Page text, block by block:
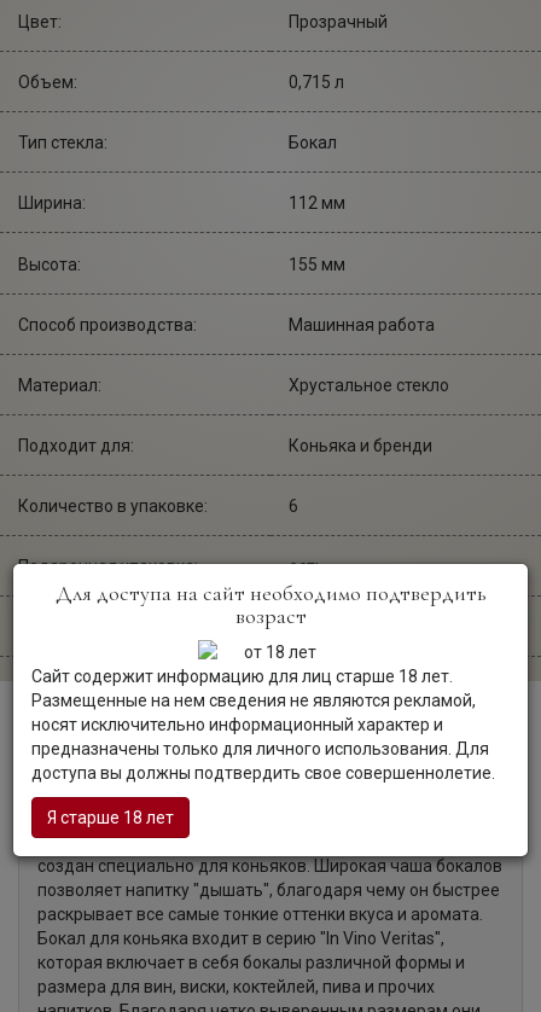
Цвет: Прозрачный
Объем: 0,715 л
Тип стекла: Бокал
Ширина: 112 мм
Высота: 155 мм
Cпособ производства: Машинная работа
Материал: Хрустальное стекло
Подходит для: Коньяка и бренди
Количество в упаковке: 6
Подарочная упаковка: есть
glass-co.at
Описание
In Vino Veritas, Cognac — элегантный бокал, который
создан специально для коньяков. Широкая чаша бокалов
позволяет напитку "дышать", благодаря чему он быстрее
раскрывает все самые тонкие оттенки вкуса и аромата.
Бокал для коньяка входит в серию "In Vino Veritas",
которая включает в себя бокалы различной формы и
размера для вин, виски, коктейлей, пива и прочих
Для доступа на сайт необходимо подтвердить
возраст
Сайт содержит информацию для лиц старше 18 лет.
Размещенные на нем сведения не являются рекламой,
носят исключительно информационный характер и
предназначены только для личного использования. Для
доступа вы должны подтвердить свое совершеннолетие.
Я старше 18 лет